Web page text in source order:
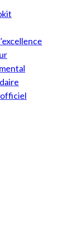
officiel